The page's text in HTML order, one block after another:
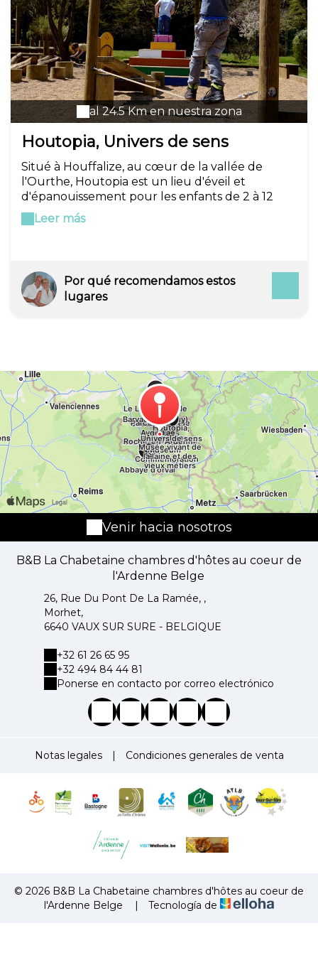
nous est chère. Très bonne visite et nous
l'espérons, à bientôt !
al 24.5 Km en nuestra zona
Houtopia, Univers de sens
Situé à Houffalize, au cœur de la vallée de
l'Ourthe, Houtopia est un lieu d'éveil et
d'épanouissement pour les enfants de 2 à 12
ans. Après une transformation intégrale de
l'espace indoor, l'espace intérieur de Houtopia
rencontre du monde qui nous entoure. Venez
sentir, observer, toucher, goûter et soyez parfois
très étonnés! La visite s'effectue sans
aux plus grands de prendre un grand bol d'air
dans un cadre privilégié : défoulement et
amusement garanti. Testez notre parcours
aventure qui vous emmènera à travers des jeux
de grimpe à rejoindre le départ d'une descente
sensationnelle grâce à un toboggan long de
plus de 30 mètres. Mais aussi le parcours
équilibre et les modules de jeux adaptés aux
plus petits! Durant la période scolaire, la
cafétéria est à votre disposition. Vous y
trouverez des plats de petite restauration pour
combler les petites et les grandes faims. Et pour
ne rien oublier de cette aventure, notre
magasin vous propose des souvenirs adaptés à
tous les âges et à toutes les bourses.
Leer más
Por qué recomendamos estos
lugares
Venir hacia nosotros
B&B La Chabetaine chambres d'hôtes au coeur de
l'Ardenne Belge
26, Rue Du Pont De La Ramée, ,
Morhet,
6640 VAUX SUR SURE - BELGIQUE
+32 61 26 65 95
+32 494 84 44 81
Ponerse en contacto por correo electrónico
Notas legales | Condiciones generales de venta
© 2026 B&B La Chabetaine chambres d'hôtes au coeur de
l'Ardenne Belge
| Tecnología de